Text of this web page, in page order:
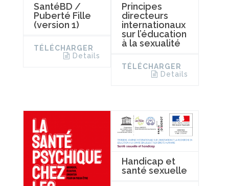
SantéBD /
Puberté Fille
(version 1)
TÉLÉCHARGER
Details
Principes
directeurs
internationaux
sur l’éducation
à la sexualité
TÉLÉCHARGER
Details
Handicap et
santé sexuelle